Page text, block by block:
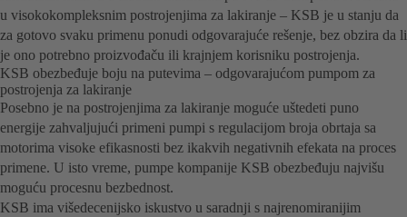
u visokokompleksnim postrojenjima za lakiranje – KSB je u stanju da
za gotovo svaku primenu ponudi odgovarajuće rešenje, bez obzira da li
je ono potrebno proizvođaču ili krajnjem korisniku postrojenja.
KSB obezbeđuje boju na putevima – odgovarajućom pumpom za
postrojenja za lakiranje
Posebno je na postrojenjima za lakiranje moguće uštedeti puno
energije zahvaljujući primeni pumpi s regulacijom broja obrtaja sa
motorima visoke efikasnosti bez ikakvih negativnih efekata na proces
primene. U isto vreme, pumpe kompanije KSB obezbeđuju najvišu
moguću procesnu bezbednost.
KSB ima višedecenijsko iskustvo u saradnji s najrenomiranijim